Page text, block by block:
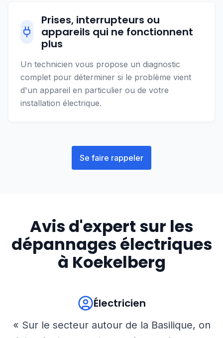
Prises, interrupteurs ou
appareils qui ne fonctionnent
plus
Un technicien vous propose un diagnostic
complet pour déterminer si le problème vient
d'un appareil en particulier ou de votre
installation électrique.
Se faire rappeler
Avis d'expert sur les
dépannages électriques
à Koekelberg
Électricien
« Sur le secteur autour de la Basilique, on